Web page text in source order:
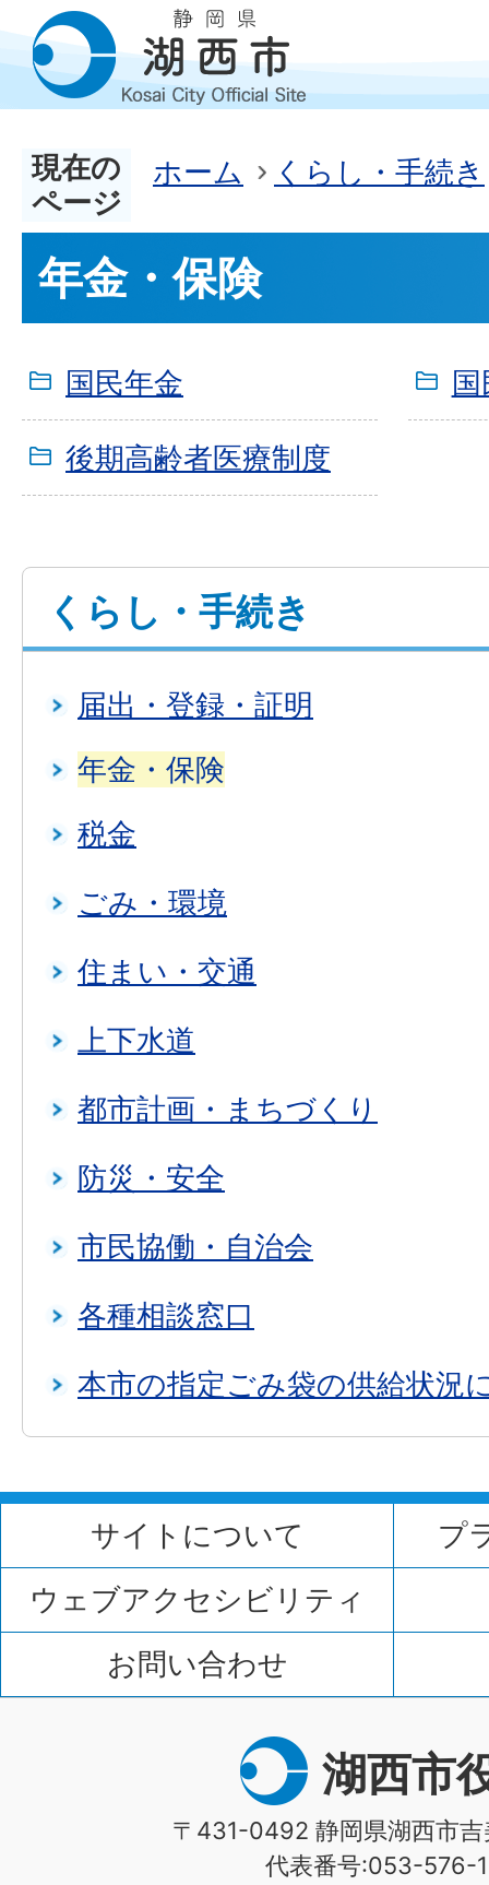
現在の
ページ
ホーム くらし・手続き
年金・保険
国民年金
後期高齢者医療制度
くらし・手続き
届出・登録・証明
年金・保険
税金
ごみ・環境
住まい・交通
上下水道
都市計画・まちづくり
防災・安全
市民協働・自治会
各種相談窓口
本市の指定ごみ袋の供給状況
サイトについて
プ
ウェブアクセシビリティ
お問い合わせ
湖西市
〒431-0492 静岡県湖西市
代表番号:053-576-